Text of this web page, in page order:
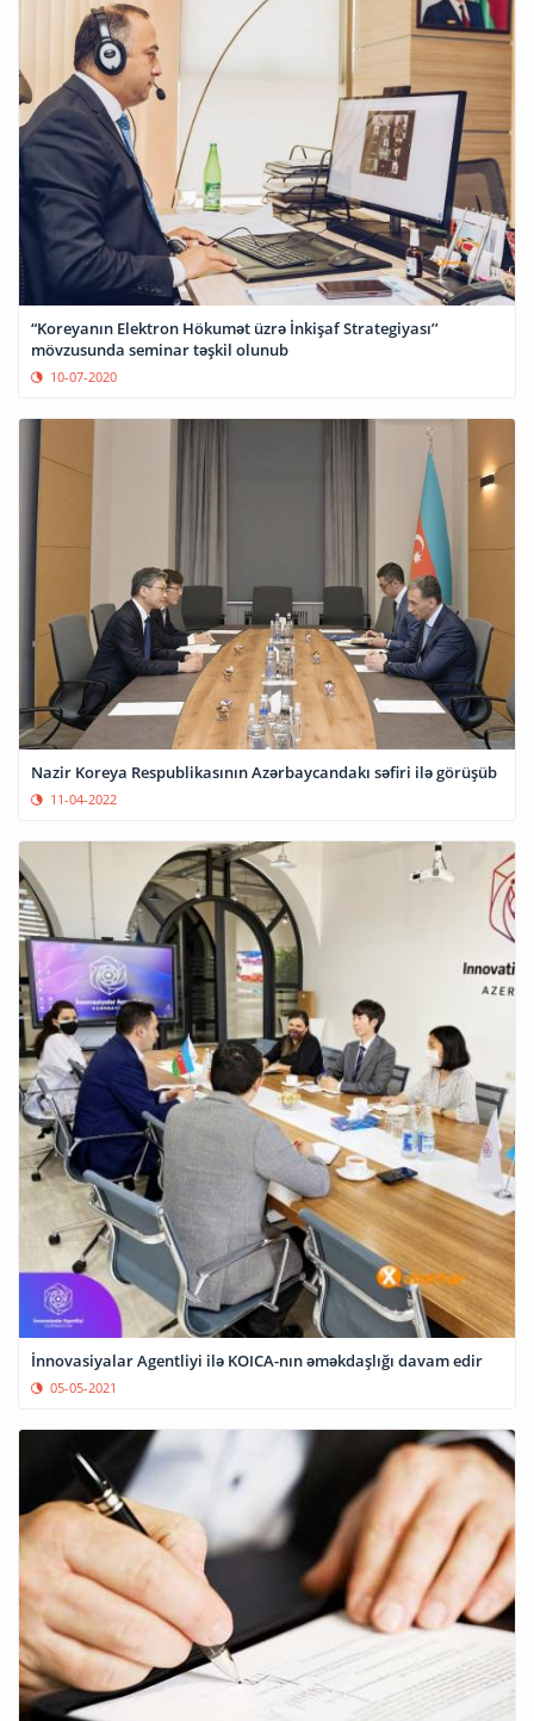
“Koreyanın Elektron Hökumət üzrə İnkişaf Strategiyası’’
mövzusunda seminar təşkil olunub
10-07-2020
Nazir Koreya Respublikasının Azərbaycandakı səfiri ilə görüşüb
11-04-2022
İnnovasiyalar Agentliyi ilə KOICA-nın əməkdaşlığı davam edir
05-05-2021